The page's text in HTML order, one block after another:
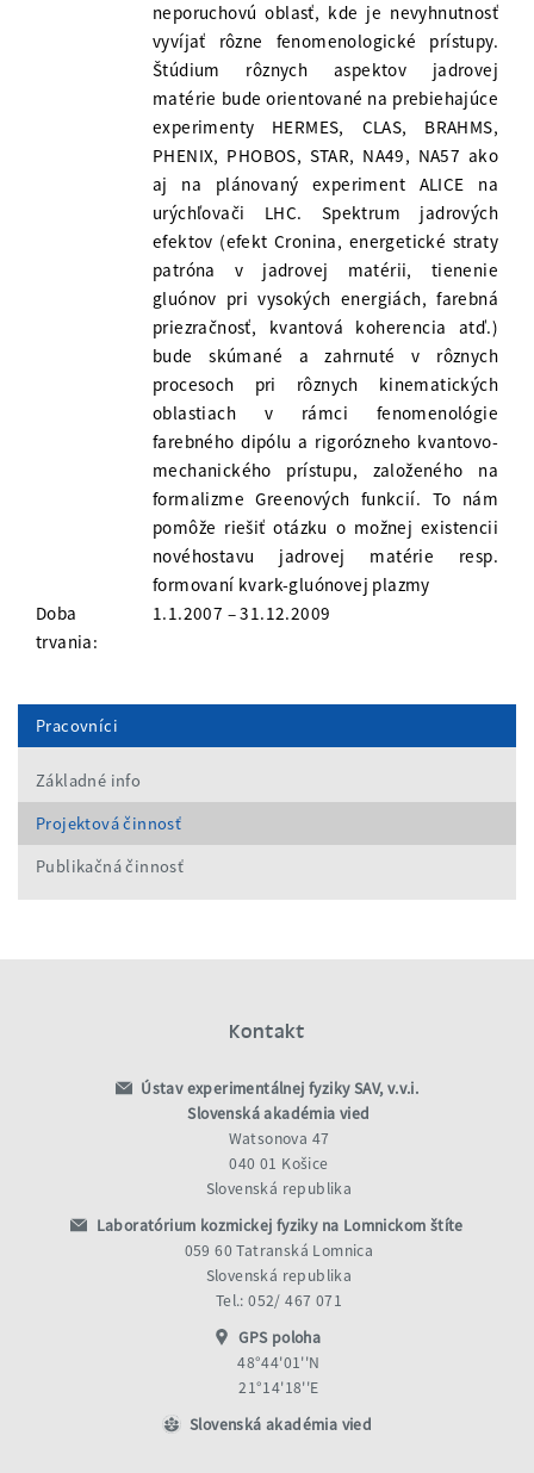
neporuchovú oblasť, kde je nevyhnutnosť
vyvíjať rôzne fenomenologické prístupy.
Štúdium rôznych aspektov jadrovej
matérie bude orientované na prebiehajúce
experimenty HERMES, CLAS, BRAHMS,
PHENIX, PHOBOS, STAR, NA49, NA57 ako
aj na plánovaný experiment ALICE na
urýchľovači LHC. Spektrum jadrových
efektov (efekt Cronina, energetické straty
patróna v jadrovej matérii, tienenie
gluónov pri vysokých energiách, farebná
priezračnosť, kvantová koherencia atď.)
bude skúmané a zahrnuté v rôznych
procesoch pri rôznych kinematických
oblastiach v rámci fenomenológie
farebného dipólu a rigorózneho kvantovo-
mechanického prístupu, založeného na
formalizme Greenových funkcií. To nám
pomôže riešiť otázku o možnej existencii
novéhostavu jadrovej matérie resp.
formovaní kvark-gluónovej plazmy
Doba
trvania:
1.1.2007 – 31.12.2009
Pracovníci
Základné info
Projektová činnosť
Publikačná činnosť
Kontakt
Ústav experimentálnej fyziky SAV, v.v.i.
Slovenská akadémia vied
Watsonova 47
040 01 Košice
Slovenská republika
Laboratórium kozmickej fyziky na Lomnickom štíte
059 60 Tatranská Lomnica
Slovenská republika
Tel.: 052/ 467 071
GPS poloha
48°44'01''N
21°14'18''E
Slovenská akadémia vied